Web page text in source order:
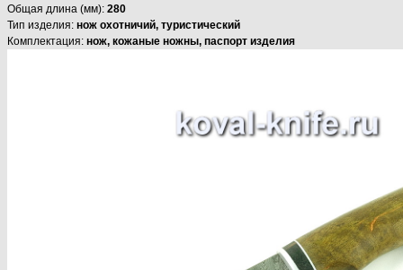
Общая длина (мм): 280
Тип изделия: нож охотничий, туристический
Комплектация: нож, кожаные ножны, паспорт изделия